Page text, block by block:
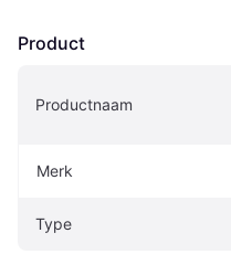
Product
Productnaam
Merk
Type